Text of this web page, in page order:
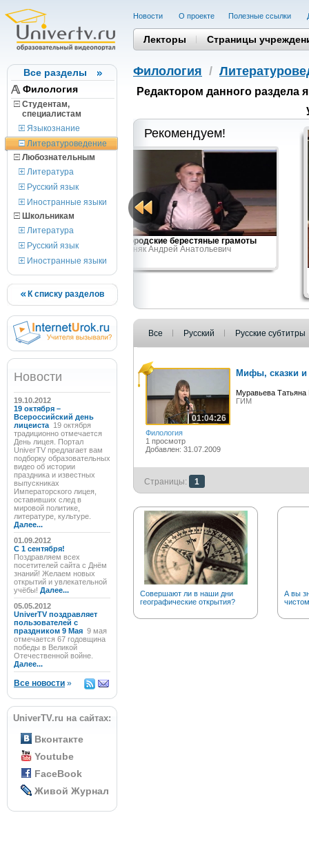
Все разделы
Филология
Студентам,
cпециалистам
Языкознание
Литературоведение
Любознательным
Литература
Русский язык
Иностранные языки
Школьникам
Литература
Русский язык
Иностранные языки
К списку разделов
Новости
19.10.2012
19 октября –
Всероссийский день
лицеиста 19 октября
традиционно отмечается
День лицея. Портал
UniverTV предлагает вам
подборку образовательных
видео об истории
праздника и известных
выпускниках
Императорского лицея,
оставивших след в
мировой политике,
литературе, культуре.
Далее...
01.09.2012
C 1 сентября!
Поздравляем всех
посетителей сайта с Днём
знаний! Желаем новых
открытий и увлекательной
учёбы! Далее...
05.05.2012
UniverTV поздравляет
пользователей с
праздником 9 Мая 9 мая
отмечается 67 годовщина
победы в Великой
Отечественной войне.
Далее...
Все новости »
UniverTV.ru на сайтах:
Вконтакте
Youtube
FaceBook
Живой Журнал
Новости О проекте Полезные cсылки
Лекторы Страницы
Филология /
Редактором данного раздела
Рекомендуем!
Руси XI-XVI
Новгородские берестяные грамоты
Зализняк Андрей Анатольевич
Все Русский Русские субтитры
01:04:26
Филология
1 просмотр
Добавлен: 31.07.2009
Мифы, сказки
Муравьева Татьяна
ГИМ
Страницы: 1
Совершают ли в наши дни
географические открытия?
А вы